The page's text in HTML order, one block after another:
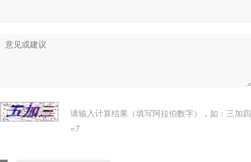
请输入计算结果（填写阿拉伯数字），如：三加四
=7